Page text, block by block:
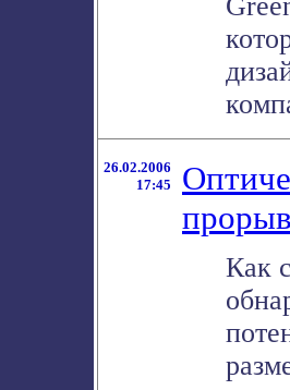
26.02.2006
17:45
Как